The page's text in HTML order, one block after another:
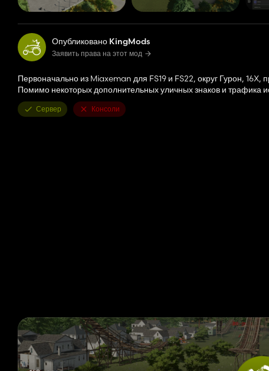
Опубликовано KingMods
Заявить права на этот мод
Первоначально из Miaxeman для FS19 и FS22, округ Гурон, 16X,
Помимо некоторых дополнительных уличных знаков и трафика
Сервер Консоли